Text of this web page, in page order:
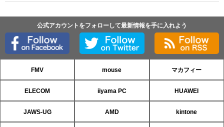
公式アカウントをフォローして最新情報を手に入れよう
FMV mouse マカフィー
ELECOM iiyama PC HUAWEI
JAWS-UG AMD kintone